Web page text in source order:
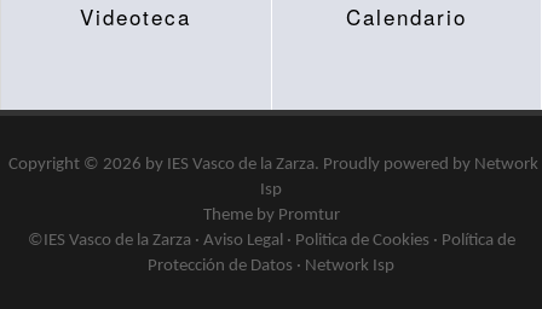
Videoteca Calendario
Copyright © 2026 by IES Vasco de la Zarza. Proudly powered by Network
Isp
Theme by Promtur
©IES Vasco de la Zarza · Aviso Legal· Politica de Cookies · Política de
Protección de Datos · Network Isp